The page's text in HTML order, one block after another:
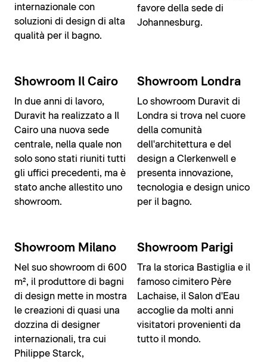
internazionale con
soluzioni di design di alta
qualità per il bagno.
favore della sede di
Johannesburg.
Showroom Il Cairo
In due anni di lavoro,
Duravit ha realizzato a Il
Cairo una nuova sede
centrale, nella quale non
solo sono stati riuniti tutti
gli uffici precedenti, ma è
stato anche allestito uno
showroom.
Showroom Londra
Lo showroom Duravit di
Londra si trova nel cuore
della comunità
dell'architettura e del
design a Clerkenwell e
presenta innovazione,
tecnologia e design unico
per il bagno.
Showroom virtuale
Showroom Milano
Nel suo showroom di 600
m², il produttore di bagni
di design mette in mostra
le creazioni di quasi una
dozzina di designer
internazionali, tra cui
Philippe Starck,
Showroom virtuale
Showroom Parigi
Tra la storica Bastiglia e il
famoso cimitero Père
Lachaise, il Salon d'Eau
accoglie da molti anni
visitatori provenienti da
tutto il mondo.